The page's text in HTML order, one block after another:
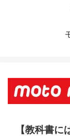
【教科書